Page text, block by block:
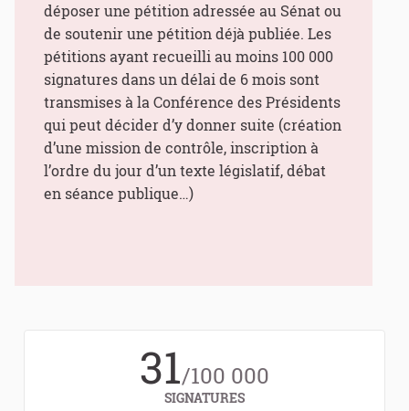
déposer une pétition adressée au Sénat ou
de soutenir une pétition déjà publiée. Les
pétitions ayant recueilli au moins 100 000
signatures dans un délai de 6 mois sont
transmises à la Conférence des Présidents
qui peut décider d’y donner suite (création
d’une mission de contrôle, inscription à
l’ordre du jour d’un texte législatif, débat
en séance publique…)
31/100 000
SIGNATURES